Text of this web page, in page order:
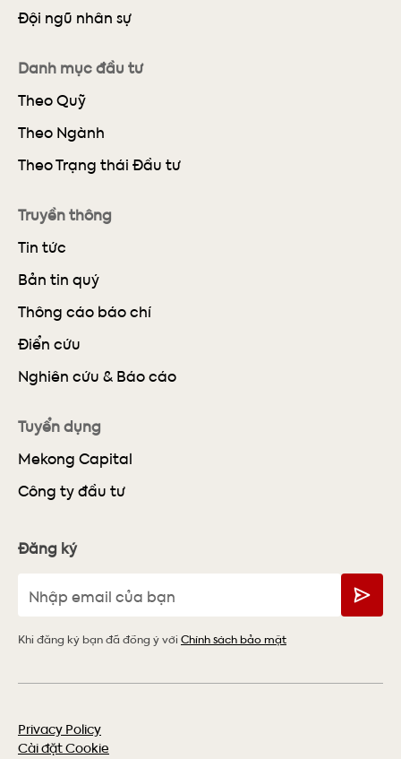
Đội ngũ nhân sự
Danh mục đầu tư
Theo Quỹ
Theo Ngành
Theo Trạng thái Đầu tư
Truyền thông
Tin tức
Bản tin quý
Thông cáo báo chí
Điển cứu
Nghiên cứu & Báo cáo
Tuyển dụng
Mekong Capital
Công ty đầu tư
Đăng ký
Khi đăng ký bạn đã đồng ý với Chính sách bảo mật
Privacy Policy
Cài đặt Cookie